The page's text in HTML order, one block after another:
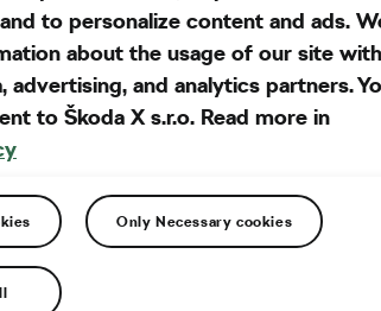
a
to personalize content and ads.
about the usage of our site with
advertising, and analytics partners.
to Škoda X s.r.o. Read more in
Only Necessary cookies